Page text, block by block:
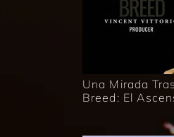
Una Mirada
Breed: El